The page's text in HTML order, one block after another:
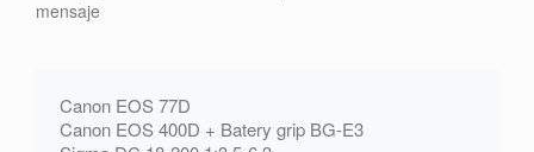
mensaje
Canon EOS 77D
Canon EOS 400D + Batery grip BG-E3